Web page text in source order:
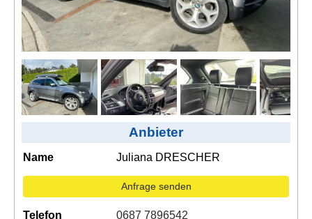
Anbieter
Name Juliana DRESCHER
Anfrage senden
Telefon
0687 7896542